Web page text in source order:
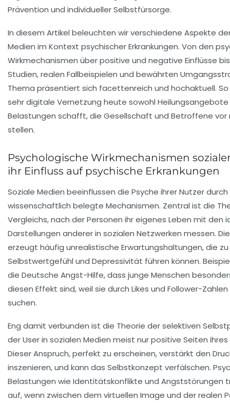
Prävention und individueller Selbstfürsorge.
In diesem Artikel beleuchten wir verschiedene Aspekte
Medien im Kontext psychischer Erkrankungen. Von den
Wirkmechanismen über positive und negative Einflüsse
Studien, realen Fallbeispielen und bewährten
Thema präsentiert sich facettenreich und hochaktuell.
sehr digitale Vernetzung heute sowohl
Belastungen schafft, die Gesellschaft und Betroffene vor
stellen.
Psychologische Wirkmechanismen
ihr Einfluss auf psychische Erkrankungen
Soziale Medien beeinflussen die Psyche ihrer Nutzer
wissenschaftlich belegte Mechanismen. Zentral ist die
Vergleichs, nach der Personen ihr eigenes Leben mit den
Darstellungen anderer in sozialen Netzwerken messen.
erzeugt häufig unrealistische Erwartungshaltungen, die
Selbstwertgefühl und Depressivität führen können.
die Deutsche Angst-Hilfe, dass junge Menschen
diesen Effekt sind, weil sie durch Likes und Follower-
suchen.
Eng damit verbunden ist die Theorie der selektiven
der User in sozialen Medien meist nur positive Seiten
Dieser Anspruch, perfekt zu erscheinen, verstärkt den
inszenieren, und kann das Selbstkonzept verfälschen.
Belastungen wie Identitätskonflikte und Angststörungen
auf, wenn zwischen dem virtuellen Image und der realen